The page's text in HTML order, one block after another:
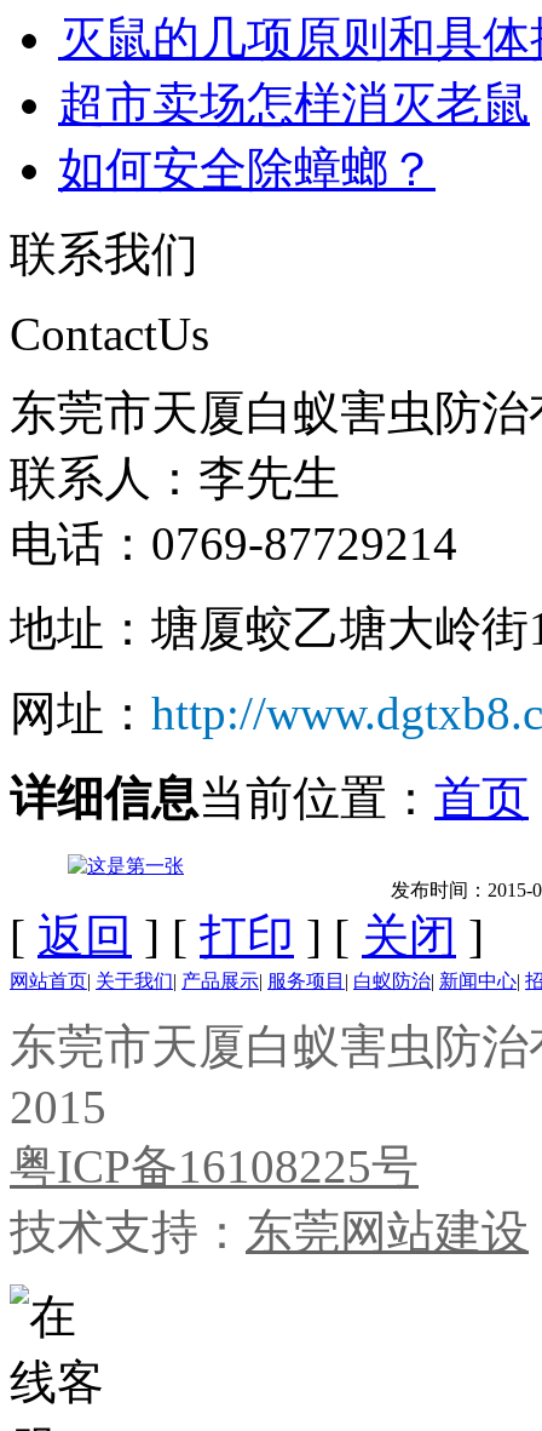
灭鼠的几项原则和具体
超市卖场怎样消灭老鼠
如何安全除蟑螂？
联系我们
ContactUs
东莞市天厦白蚁害虫防
联系人：李先生
电话：0769-87729214
地址：塘厦蛟乙塘大岭街
网址： http://
详细信息当前位置： 首页
发布时间：2015-
[ 返回 ] [ 打印 ] [ 关闭 ]
网站首页| 关于我们| 产品展示| 服务项目 | 白蚁防治| 新闻中心|
东莞市天厦白蚁害虫防
2015
粤ICP备16108225号
技术支持： 东莞网站建设